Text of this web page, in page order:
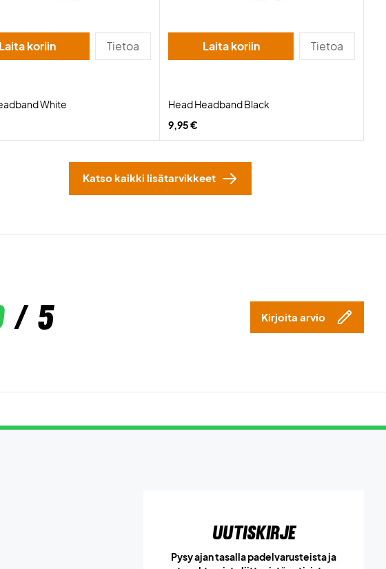
Laita koriin Tietoa
White
Laita koriin Tietoa
Head Headband Black
9,95 €
Katso kaikki lisätarvikkeet
/ 5 Kirjoita arvio
Uutiskirje
Pysy ajan tasalla padelvarusteista ja